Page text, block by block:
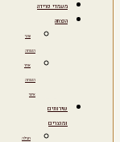
מעמדי פרידה
הנצחה
ערבי
הנצחה
אתר
הנצחה
אישי
שירותים
ומוצרים
חבילה